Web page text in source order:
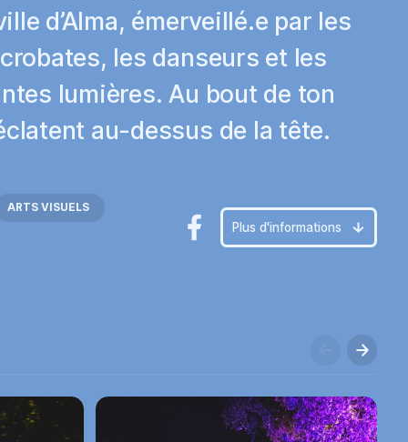
d’Alma, émerveillé.e par les
les danseurs et les
lumières. Au bout de ton
au-dessus de la tête.
ARTS VISUELS
Plus d'informations